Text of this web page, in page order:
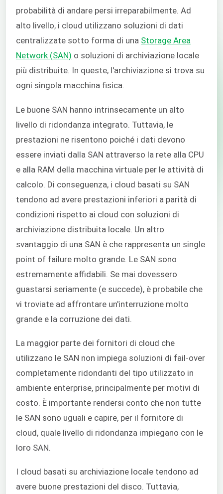
probabilità di andare persi irreparabilmente. Ad
alto livello, i cloud utilizzano soluzioni di dati
centralizzate sotto forma di una Storage Area
Network (SAN) o soluzioni di archiviazione locale
più distribuite. In queste, l'archiviazione si trova su
ogni singola macchina fisica.
Le buone SAN hanno intrinsecamente un alto
livello di ridondanza integrato. Tuttavia, le
prestazioni ne risentono poiché i dati devono
essere inviati dalla SAN attraverso la rete alla CPU
e alla RAM della macchina virtuale per le attività di
calcolo. Di conseguenza, i cloud basati su SAN
tendono ad avere prestazioni inferiori a parità di
condizioni rispetto ai cloud con soluzioni di
archiviazione distribuita locale. Un altro
svantaggio di una SAN è che rappresenta un single
point of failure molto grande. Le SAN sono
estremamente affidabili. Se mai dovessero
guastarsi seriamente (e succede), è probabile che
vi troviate ad affrontare un'interruzione molto
grande e la corruzione dei dati.
La maggior parte dei fornitori di cloud che
utilizzano le SAN non impiega soluzioni di fail-over
completamente ridondanti del tipo utilizzato in
ambiente enterprise, principalmente per motivi di
costo. È importante rendersi conto che non tutte
le SAN sono uguali e capire, per il fornitore di
cloud, quale livello di ridondanza impiegano con le
loro SAN.
I cloud basati su archiviazione locale tendono ad
avere buone prestazioni del disco. Tuttavia,